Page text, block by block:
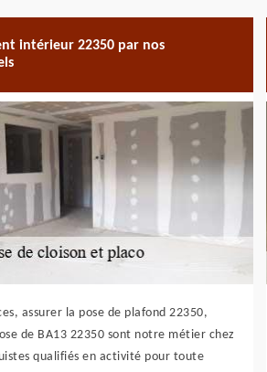
intérieur 22350 par nos
assurer la pose de plafond 22350,
de BA13 22350 sont notre métier chez
qualifiés en activité pour toute